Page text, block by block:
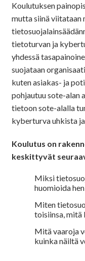
Koulutuksen
mutta siinä viitataan
tietoturvan ja
yhdessä
suojataan
kuten asiakas- ja
pohjautuu sote-alan
tietoon sote-alalla
kyberturva uhkista
Koulutus on
keskittyvät
Miksi
huomioida
Miten
toisiinsa,
Mitä vaaroja
kuinka näiltä